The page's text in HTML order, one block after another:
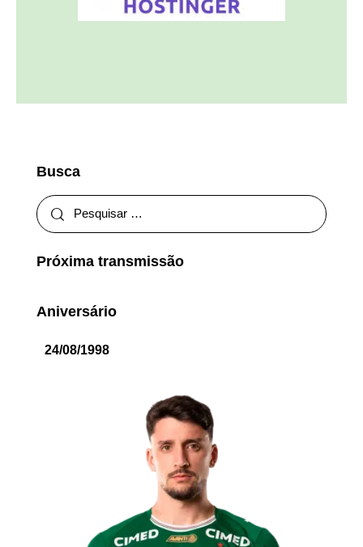
Busca
Próxima transmissão
Aniversário
24/08/1998